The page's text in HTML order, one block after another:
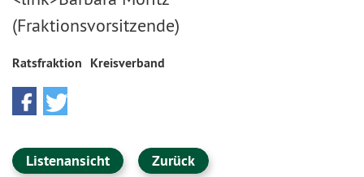
(Fraktionsvorsitzende)
Ratsfraktion Kreisverband
Listenansicht Zurück